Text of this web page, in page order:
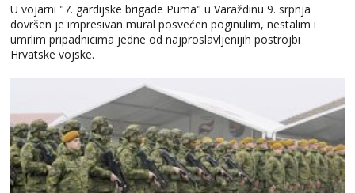
U vojarni "7. gardijske brigade Puma" u Varaždinu 9. srpnja
dovršen je impresivan mural posvećen poginulim, nestalim i
umrlim pripadnicima jedne od najproslavljenijih postrojbi
Hrvatske vojske.